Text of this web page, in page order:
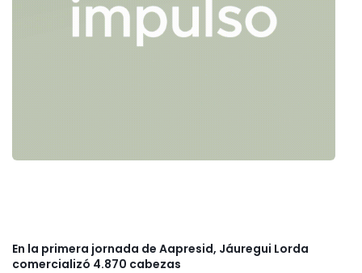
En la primera jornada de Aapresid, Jáuregui Lorda
comercializó 4.870 cabezas